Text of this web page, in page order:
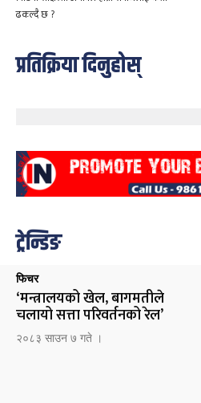
ढकल्दै छ ?
प्रतिक्रिया दिनुहोस्
ट्रेन्डिङ
फिचर
‘मन्त्रालयको खेल, बागमतीले
चलायो सत्ता परिवर्तनको रेल’
२०८३ साउन ७ गते ।